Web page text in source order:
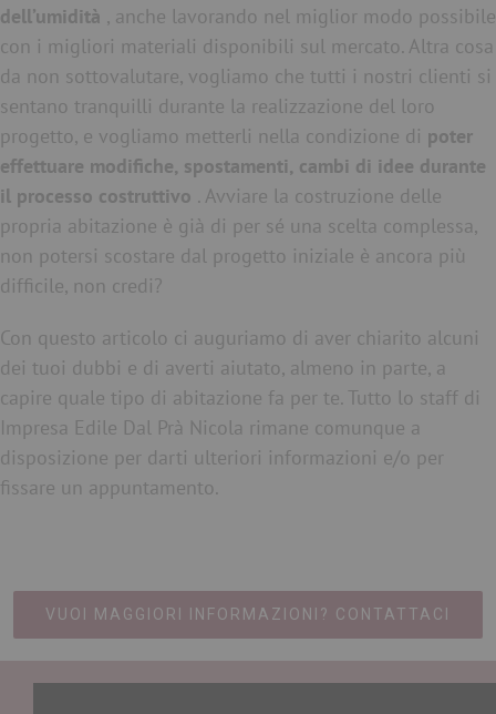
dell’umidità , anche lavorando nel miglior modo possibile
con i migliori materiali disponibili sul mercato. Altra cosa
da non sottovalutare, vogliamo che tutti i nostri clienti si
sentano tranquilli durante la realizzazione del loro
progetto, e vogliamo metterli nella condizione di poter
effettuare modifiche, spostamenti, cambi di idee durante
il processo costruttivo . Avviare la costruzione delle
propria abitazione è già di per sé una scelta complessa,
non potersi scostare dal progetto iniziale è ancora più
difficile, non credi?
Con questo articolo ci auguriamo di aver chiarito alcuni
dei tuoi dubbi e di averti aiutato, almeno in parte, a
capire quale tipo di abitazione fa per te. Tutto lo staff di
Impresa Edile Dal Prà Nicola rimane comunque a
disposizione per darti ulteriori informazioni e/o per
fissare un appuntamento.
VUOI MAGGIORI INFORMAZIONI? CONTATTACI